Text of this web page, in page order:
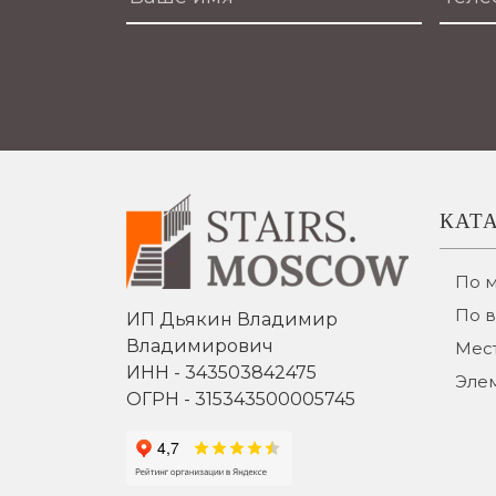
ИП Дьякин Владимир
Владимирович
ИНН - 343503842475
ОГРН - 315343500005745
По
По